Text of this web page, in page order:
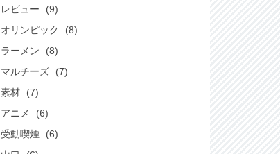
レビュー
9
オリンピック
8
ラーメン
8
マルチーズ
7
素材
7
アニメ
6
受動喫煙
6